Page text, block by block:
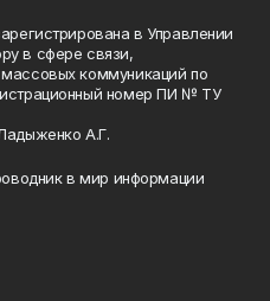
в Управлении
в сфере связи,
коммуникаций по
номер ПИ № ТУ
А.Г.
в мир информации